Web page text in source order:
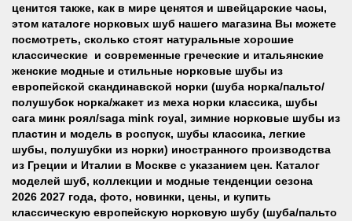
ценится также, как в мире ценятся и швейцарские часы,
этом каталоге норковых шуб нашего магазина Вы можете
посмотреть, сколько стоят натуральные хорошие
классические и современные греческие и итальянские
женские модные и стильные норковые шубы из
европейской скандинавской норки (шуба норка/пальто/
полушубок норка/жакет из меха норки классика, шубы
сага минк роял/saga mink royal, зимние норковые шубы из
пластин и модель в роспуск, шубы классика, легкие
шубы, полушубки из норки) иностранного производства
из Греции и Италии в Москве с указанием цен. Каталог
моделей шуб, коллекции и модные тенденции сезона
2026 2027 года, фото, новинки, цены, и купить
классическую европейскую норковую шубу (шуба/пальто